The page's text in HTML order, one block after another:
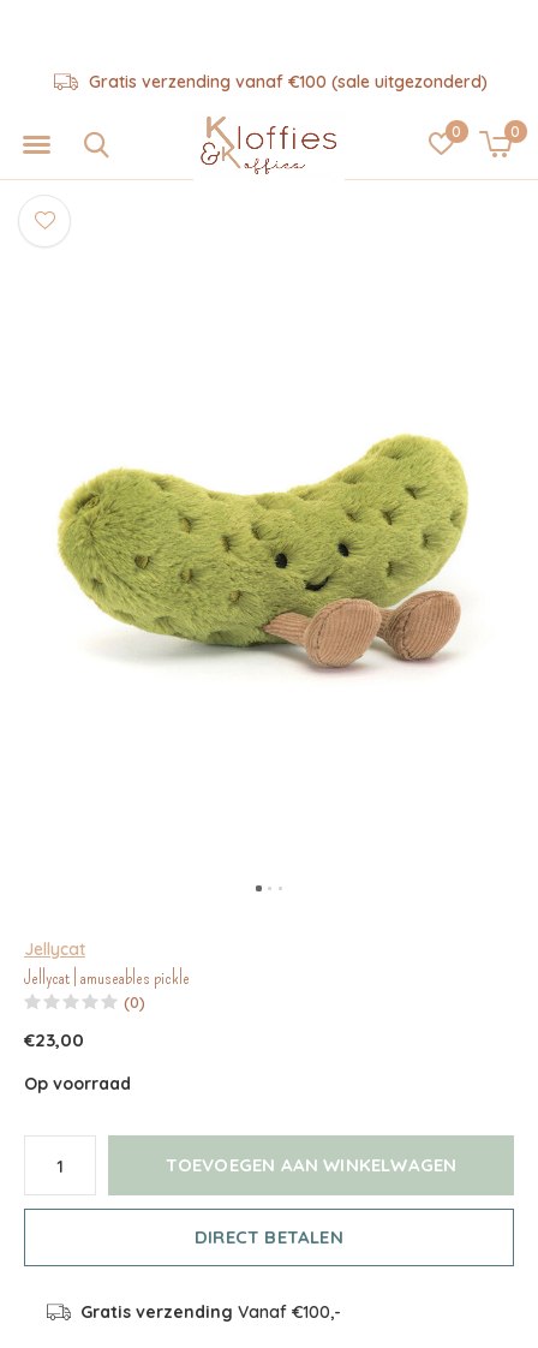
0 0
Gratis verzending vanaf €100 (sale uitgezonderd)
Jellycat
Jellycat | amuseables pickle
(0)
€23,00
Op voorraad
TOEVOEGEN AAN WINKELWAGEN
DIRECT BETALEN
Gratis verzending Vanaf €100,-